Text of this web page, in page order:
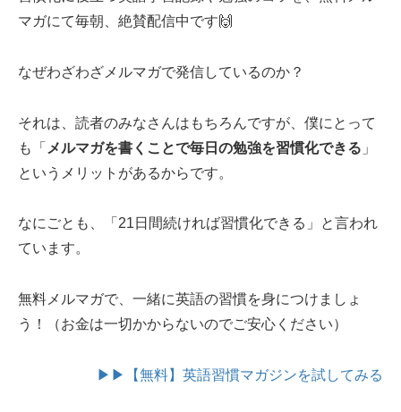
マガにて毎朝、絶賛配信中です🙌
なぜわざわざメルマガで発信しているのか？
それは、読者のみなさんはもちろんですが、僕にとって
も「 メルマガを書くことで毎日の勉強を習慣化できる 」
というメリットがあるからです。
なにごとも、「21日間続ければ習慣化できる」と言われ
ています。
無料メルマガで、一緒に英語の習慣を身につけましょ
う！（お金は一切かからないのでご安心ください）
▶▶【無料】英語習慣マガジンを試してみる